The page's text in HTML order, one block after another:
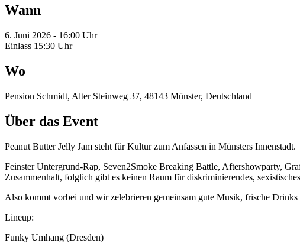
Wann
6. Juni 2026 - 16:00 Uhr
Einlass 15:30 Uhr
Wo
Pension Schmidt, Alter Steinweg 37, 48143 Münster, Deutschland
Über das Event
Peanut Butter Jelly Jam steht für Kultur zum Anfassen in Münsters Innenstadt.
Feinster Untergrund-Rap, Seven2Smoke Breaking Battle, Aftershowparty,
Zusammenhalt, folglich gibt es keinen Raum für diskriminierendes,
Also kommt vorbei und wir zelebrieren gemeinsam gute Musik, frische
Lineup:
Funky Umhang (Dresden)